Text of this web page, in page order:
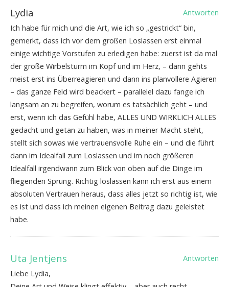
Lydia
Antworten
Ich habe für mich und die Art, wie ich so „gestrickt“ bin,
gemerkt, dass ich vor dem großen Loslassen erst einmal
einige wichtige Vorstufen zu erledigen habe: zuerst ist da mal
der große Wirbelsturm im Kopf und im Herz, – dann gehts
meist erst ins Überreagieren und dann ins planvollere Agieren
– das ganze Feld wird beackert – parallelel dazu fange ich
langsam an zu begreifen, worum es tatsächlich geht – und
erst, wenn ich das Gefühl habe, ALLES UND WIRKLICH ALLES
gedacht und getan zu haben, was in meiner Macht steht,
stellt sich sowas wie vertrauensvolle Ruhe ein – und die führt
dann im Idealfall zum Loslassen und im noch größeren
Idealfall irgendwann zum Blick von oben auf die Dinge im
fliegenden Sprung. Richtig loslassen kann ich erst aus einem
absoluten Vertrauen heraus, dass alles jetzt so richtig ist, wie
es ist und dass ich meinen eigenen Beitrag dazu geleistet
habe.
Uta Jentjens
Antworten
Liebe Lydia,